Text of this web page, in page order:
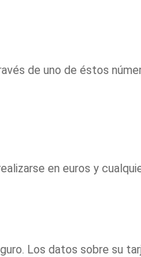
de uno de éstos
en euros y
Los datos sobre su